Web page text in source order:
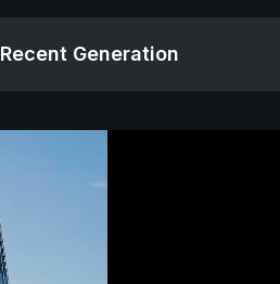
Recent Generation